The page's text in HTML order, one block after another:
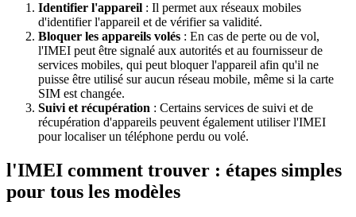
Identifier l'appareil : Il permet aux réseaux mobiles
d'identifier l'appareil et de vérifier sa validité.
Bloquer les appareils volés : En cas de perte ou de vol,
l'IMEI peut être signalé aux autorités et au fournisseur de
services mobiles, qui peut bloquer l'appareil afin qu'il ne
puisse être utilisé sur aucun réseau mobile, même si la carte
SIM est changée.
Suivi et récupération : Certains services de suivi et de
récupération d'appareils peuvent également utiliser l'IMEI
pour localiser un téléphone perdu ou volé.
l'IMEI comment trouver : étapes simples
pour tous les modèles